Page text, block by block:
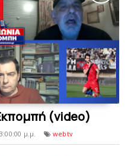
(video)
μ.μ. webtv